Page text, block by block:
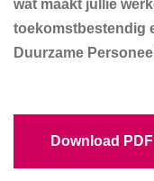
wat maakt jullie
toekomstbestendig
Duurzame
Download PDF